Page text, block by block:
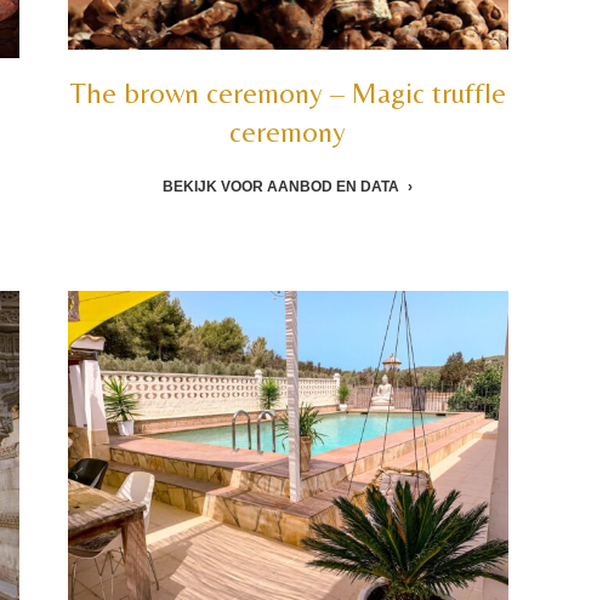
The brown ceremony – Magic truffle
ceremony
BEKIJK VOOR AANBOD EN DATA